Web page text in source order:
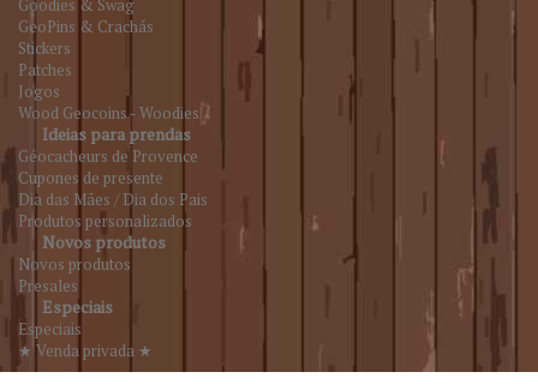
Goodies & Swag
GeoPins & Crachás
Stickers
Patches
Jogos
Wood Geocoins - Woodies
Ideias para prendas
Géocacheurs de Provence
Cupones de presente
Dia das Mães / Dia dos Pais
Produtos personalizados
Novos produtos
Novos produtos
Presales
Especiais
Especiais
★ Venda privada ★